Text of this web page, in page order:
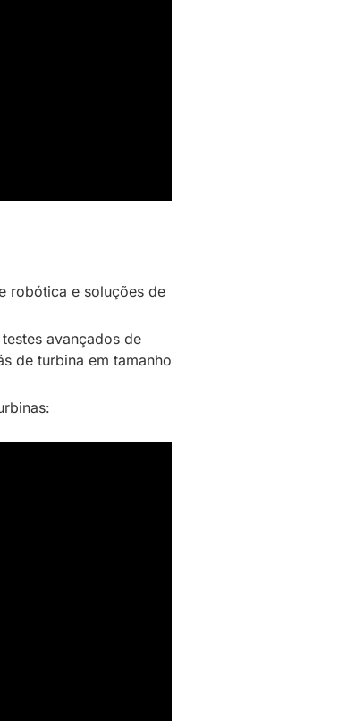
robótica e soluções de
avançados de
de turbina em tamanho